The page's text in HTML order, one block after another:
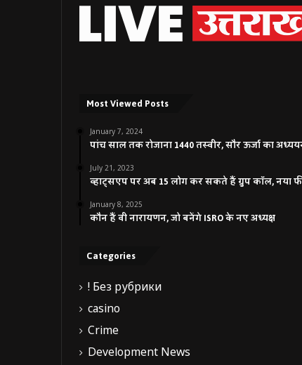
Most Viewed Posts
January 7, 2024
पांच साल तक रोजाना 1440 तस्वीर, सौर ऊर्जा का
July 21, 2023
व्हाट्सएप पर अब 15 लोग कर सकते हैं ग्रुप कॉल, नया
January 8, 2025
कौन हैं वी नारायणन, जो बनेंगे ISRO के नए अध्यक्ष
Categories
! Без рубрики
casino
Crime
Development News